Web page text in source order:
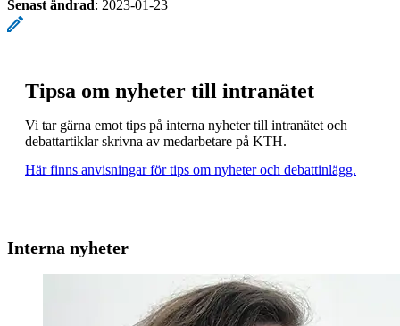
Senast ändrad : 2023-01-23
Tipsa om nyheter till intranätet
Vi tar gärna emot tips på interna nyheter till intranätet och
debattartiklar skrivna av medarbetare på KTH.
Här finns anvisningar för tips om nyheter och debattinlägg.
Interna nyheter